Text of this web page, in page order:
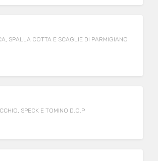
SPALLA COTTA E SCAGLIE DI PARMIGIANO
SPECK E TOMINO D.O.P